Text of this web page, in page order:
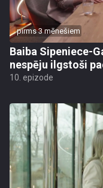
pirms 3 mēnešiem
Baiba Sipeniece-
nespēju ilgstoši
10. epizode